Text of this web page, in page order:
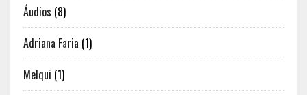
Áudios (8)
Adriana Faria (1)
Melqui (1)